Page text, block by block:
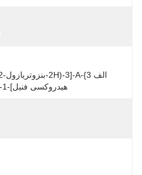
هیدروکسی فنیل]-1-اکسوپروپیل-Ω-هیدروکسی فنی